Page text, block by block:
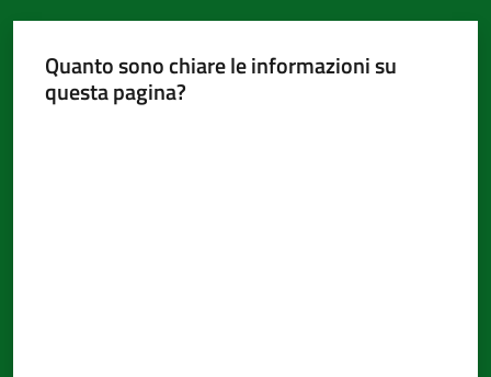
Quanto sono chiare le informazioni su
questa pagina?